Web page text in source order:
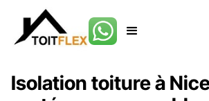
Isolation toiture à